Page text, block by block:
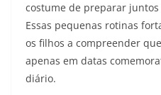
costume de preparar
Essas pequenas rotinas
os filhos a compreender
apenas em datas
diário.